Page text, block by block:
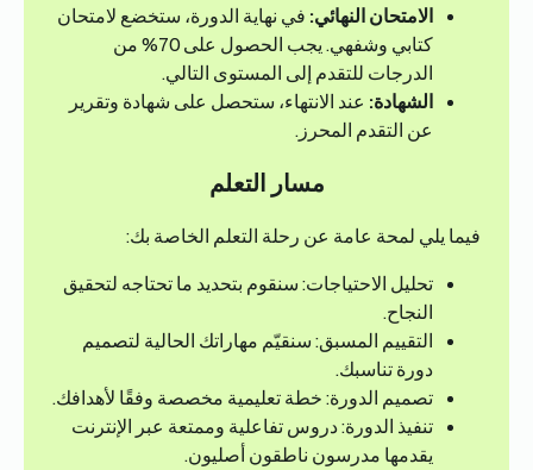
الامتحان النهائي: في نهاية الدورة، ستخضع لامتحان
كتابي وشفهي. يجب الحصول على 70% من
الدرجات للتقدم إلى المستوى التالي.
الشهادة: عند الانتهاء، ستحصل على شهادة وتقرير
عن التقدم المحرز.
مسار التعلم
فيما يلي لمحة عامة عن رحلة التعلم الخاصة بك:
تحليل الاحتياجات: سنقوم بتحديد ما تحتاجه لتحقيق
النجاح.
التقييم المسبق: سنقيّم مهاراتك الحالية لتصميم
دورة تناسبك.
تصميم الدورة: خطة تعليمية مخصصة وفقًا لأهدافك.
تنفيذ الدورة: دروس تفاعلية وممتعة عبر الإنترنت
يقدمها مدرسون ناطقون أصليون.